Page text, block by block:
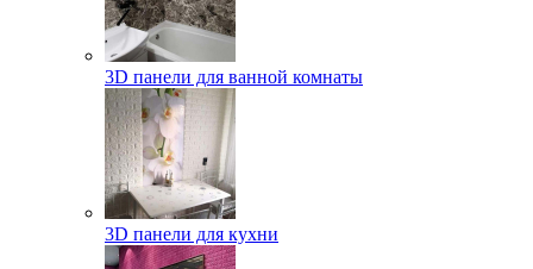
3D панели для ванной комнаты
3D панели для кухни